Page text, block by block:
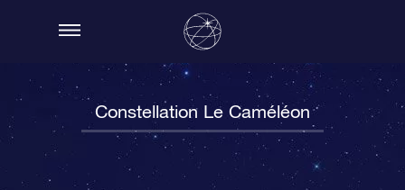
Constellation Le Caméléon